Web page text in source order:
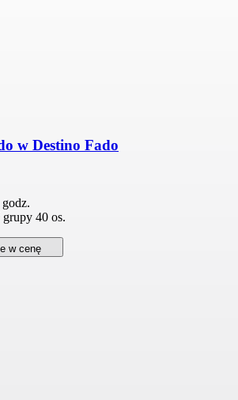
w Destino Fado
40 os.
w cenę